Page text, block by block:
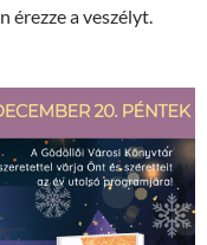
érezze a veszélyt.